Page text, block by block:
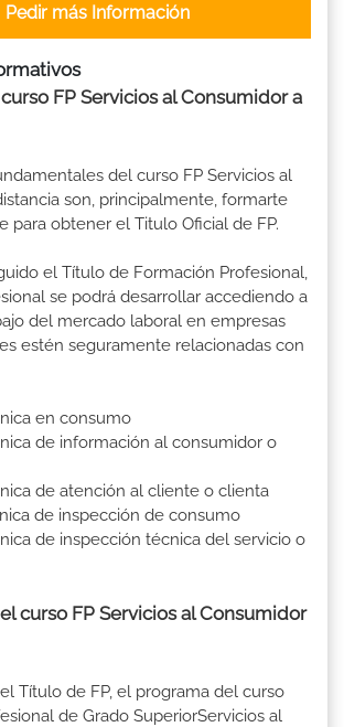
Pedir más Información
FP Servicios al Consumidor a
del curso FP Servicios al
son, principalmente, formarte
para obtener el Titulo Oficial de FP.
el Título de Formación Profesional,
se podrá desarrollar accediendo a
del mercado laboral en empresas
estén seguramente relacionadas con
en consumo
de información al consumidor o
de atención al cliente o clienta
de inspección de consumo
de inspección técnica del servicio o
curso FP Servicios al Consumidor
Título de FP, el programa del curso
de Grado SuperiorServicios al